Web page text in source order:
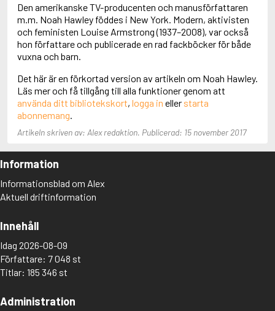
Adolfsson, Evert
Adolfsson, Gunnar
Adolfsson, Josefine
Adolfsson, Maria
Adolphsen, Peter
Den amerikanske TV-producenten och manusförfattaren
m.m. Noah Hawley föddes i New York. Modern, aktivisten
och feministen Louise Armstrong (1937–2008), var också
hon författare och publicerade en rad fackböcker för både
vuxna och barn.
Det här är en förkortad version av artikeln om Noah Hawley.
Läs mer och få tillgång till alla funktioner genom att
använda ditt bibliotekskort, logga in eller starta
abonnemang
Artikeln skriven av: Alex redaktion. Publicerad: 15 november 2017
Information
Informationsblad om Alex
Aktuell driftinformation
Innehåll
Idag 2026-08-09
Författare: 7 048 st
Titlar: 185 346 st
Administration